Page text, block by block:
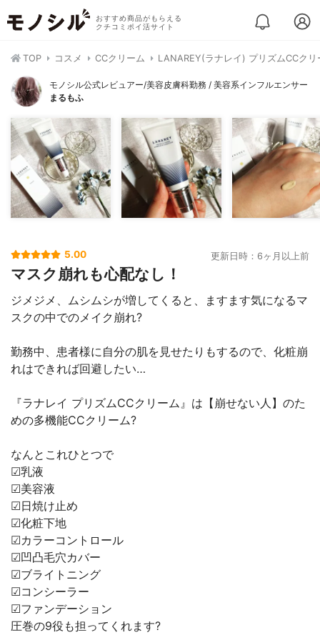
おすすめ商品がもらえる
クチコミポイ活サイト
TOP コスメ CCクリーム LANAREY(ラナレイ) プリズムCCクリ
モノシル公式レビュアー/美容皮膚科勤務 / 美容系インフルエンサー
まるもふ
5.00 更新日時：6ヶ月以上前
マスク崩れも心配なし！
ジメジメ、ムシムシが増してくると、ますます気になるマ
スクの中でのメイク崩れ?
勤務中、患者様に自分の肌を見せたりもするので、化粧崩
れはできれば回避したい…
『ラナレイ プリズムCCクリーム』は【崩せない人】のた
めの多機能CCクリーム?
なんとこれひとつで
︎︎︎︎☑︎乳液
︎︎︎︎☑︎美容液
︎︎︎︎☑︎日焼け止め︎︎︎︎
☑︎化粧下地
︎︎︎︎☑︎カラーコントロール
︎︎︎︎☑︎凹凸毛穴カバー
︎︎︎︎☑︎ブライトニング
︎︎︎︎☑︎コンシーラー
︎︎︎︎☑︎ファンデーション
圧巻の9役も担ってくれます?